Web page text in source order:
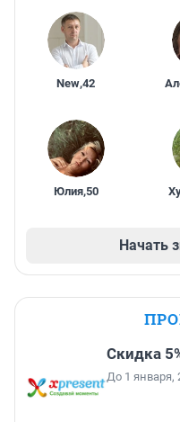
New,42
Юлия,50
Начать
Скидка
До 1 января,